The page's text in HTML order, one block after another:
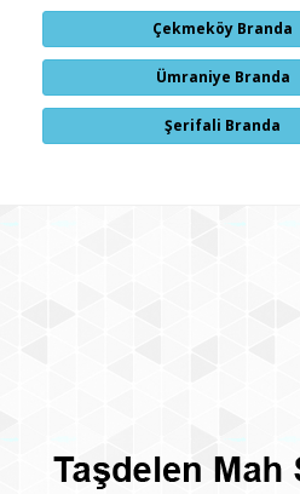
Çekmeköy Branda
Ümraniye Branda
Şerifali Branda